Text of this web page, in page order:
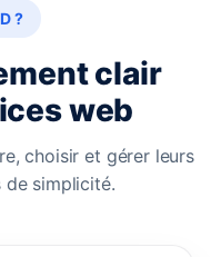
?
clair
web
choisir et gérer leurs
de simplicité.